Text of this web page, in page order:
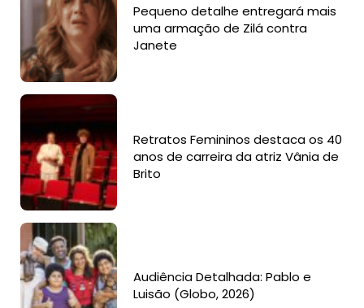
Pequeno detalhe entregará mais
uma armação de Zilá contra
Janete
Retratos Femininos destaca os 40
anos de carreira da atriz Vânia de
Brito
Audiência Detalhada: Pablo e
Luisão (Globo, 2026)